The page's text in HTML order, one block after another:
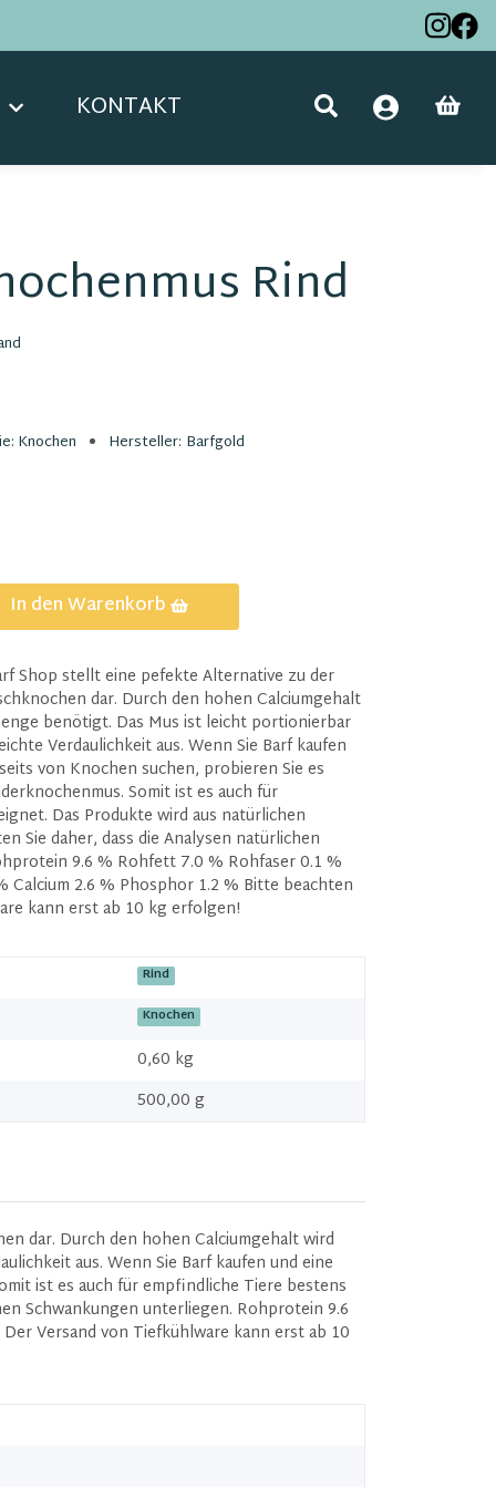
KONTAKT
Rind
Knochen Hersteller: Barfgold
In den Warenkorb
Shop stellt eine pefekte Alternative zu der
dar. Durch den hohen Calciumgehalt
benötigt. Das Mus ist leicht portionierbar
Verdaulichkeit aus. Wenn Sie Barf kaufen
von Knochen suchen, probieren Sie es
Somit ist es auch für
Das Produkte wird aus natürlichen
Sie daher, dass die Analysen natürlichen
9.6 % Rohfett 7.0 % Rohfaser 0.1 %
Calcium 2.6 % Phosphor 1.2 % Bitte beachten
kann erst ab 10 kg erfolgen!
Rind
Knochen
0,60 kg
500,00 g
dar. Durch den hohen Calciumgehalt wird
aus. Wenn Sie Barf kaufen und eine
ist es auch für empfindliche Tiere bestens
Schwankungen unterliegen. Rohprotein 9.6
Versand von Tiefkühlware kann erst ab 10